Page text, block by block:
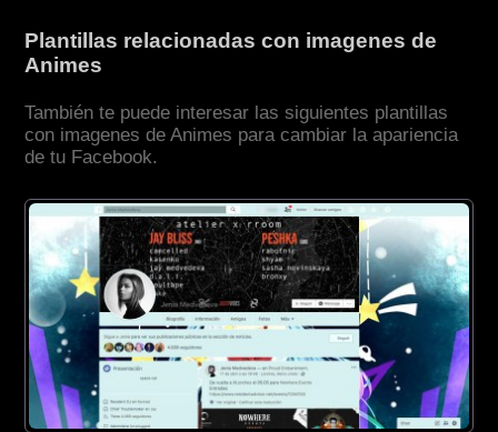
Plantillas relacionadas con imagenes de
Animes
También te puede interesar las siguientes plantillas
con imagenes de Animes para cambiar la apariencia
de tu Facebook.